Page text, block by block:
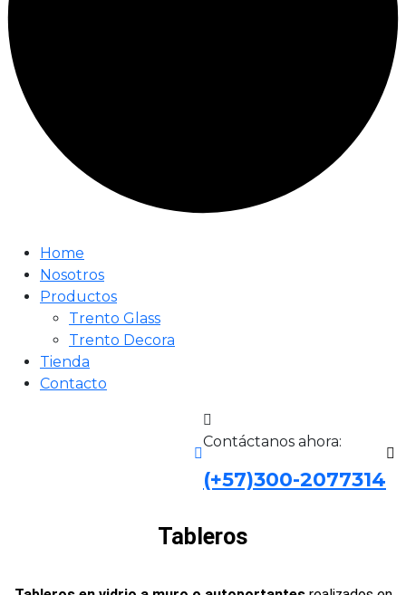
Home
Nosotros
Productos
Trento Glass
Trento Decora
Tienda
Contacto
Contáctanos ahora:
(+57)300-2077314
Tableros